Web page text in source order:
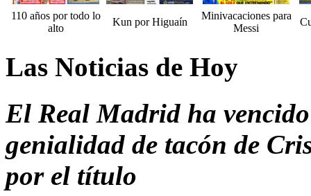
110 años por todo lo
alto
Kun por Higuaín
Minivacaciones para
Messi
Las Noticias de Hoy
El Real Madrid ha
genialidad de tacón de
por el título